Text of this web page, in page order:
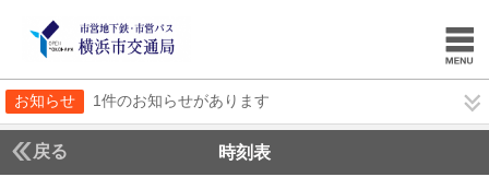
お知らせ 1件のお知らせがあります
戻る 時刻表